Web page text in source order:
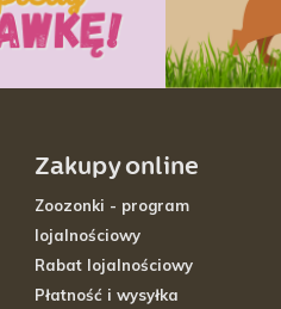
Zakupy online
Zoozonki - program
lojalnościowy
Rabat lojalnościowy
Płatność i wysyłka